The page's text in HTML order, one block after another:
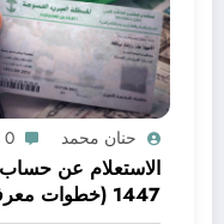
حنان محمد 0
الاستعلام عن حساب
1447 (خطوات معرفة الأهلية وقيمة الدعم)